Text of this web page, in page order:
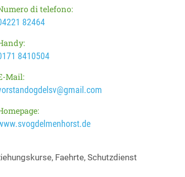
di telefono:
82464
8410504
Mail:
Faehrte, Schutzdienst